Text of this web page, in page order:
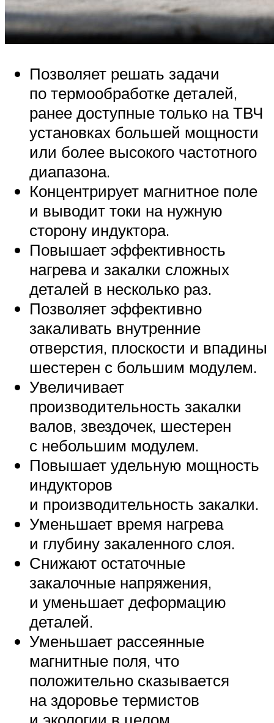
Позволяет решать задачи
по термообработке деталей,
ранее доступные только на ТВЧ
установках большей мощности
или более высокого частотного
диапазона.
Концентрирует магнитное поле
и выводит токи на нужную
сторону индуктора.
Повышает эффективность
нагрева и закалки сложных
деталей в несколько раз.
Позволяет эффективно
закаливать внутренние
отверстия, плоскости и впадины
шестерен с большим модулем.
Увеличивает
производительность закалки
валов, звездочек, шестерен
с небольшим модулем.
Повышает удельную мощность
индукторов
и производительность закалки.
Уменьшает время нагрева
и глубину закаленного слоя.
Снижают остаточные
закалочные напряжения,
и уменьшает деформацию
деталей.
Уменьшает рассеянные
магнитные поля, что
положительно сказывается
на здоровье термистов